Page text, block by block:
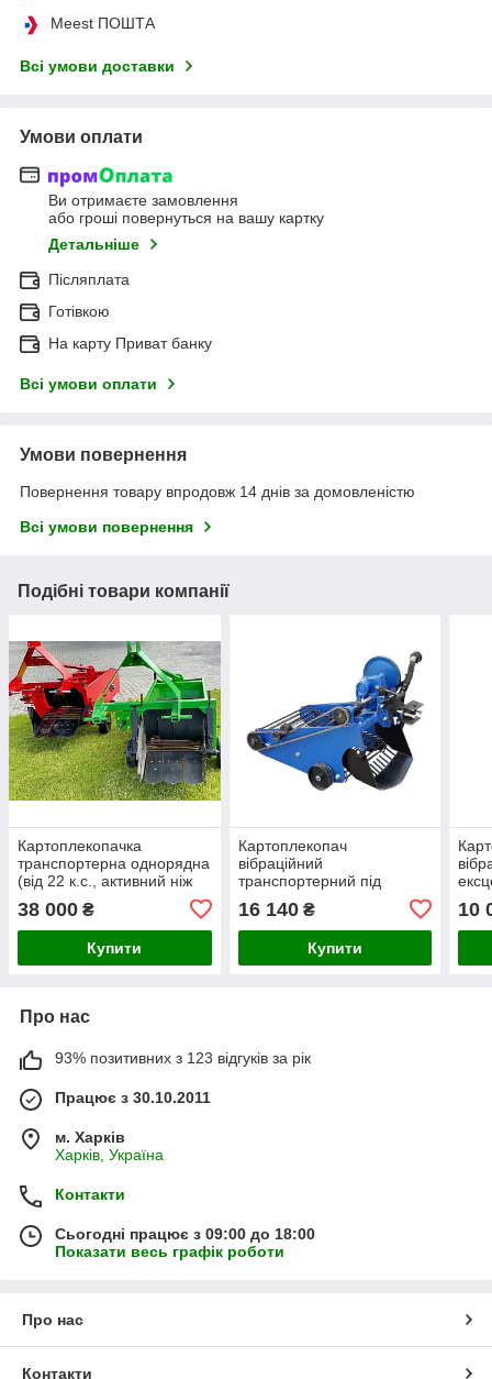
Meest ПОШТА
Всі умови доставки
Умови оплати
Ви отримаєте замовлення
або гроші повернуться на вашу картку
Детальніше
Післяплата
Готівкою
На карту Приват банку
Всі умови оплати
Умови повернення
Повернення товару впродовж 14 днів за домовленістю
Всі умови повернення
Подібні товари компанії
Картоплекопачка
транспортерна однорядна
(від 22 к.с., активний ніж
38 000 ₴
Купити
Картоплекопач
вібраційний
транспортерний під
мототрактор з гідравлікою
(КК11)
16 140₴
Купити
10
Про нас
93% позитивних з 123 відгуків за рік
Працює з 30.10.2011
м. Харків
Харків, Україна
Контакти
Сьогодні працює з 09:00 до 18:00
Показати весь графік роботи
Про нас
Контакти